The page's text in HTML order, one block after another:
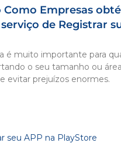
Como Empresas
de Registrar
é muito importante para
o seu tamanho ou
evitar prejuízos enormes.